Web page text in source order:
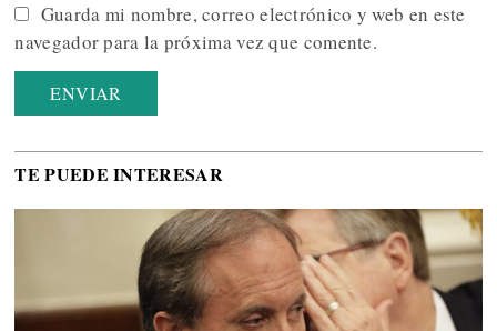
Guarda mi nombre, correo electrónico y web en este
navegador para la próxima vez que comente.
TE PUEDE INTERESAR